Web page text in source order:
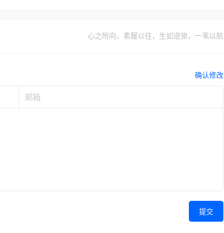
心之所向，素履以往，生如逆旅，一苇以航
确认修改
提交